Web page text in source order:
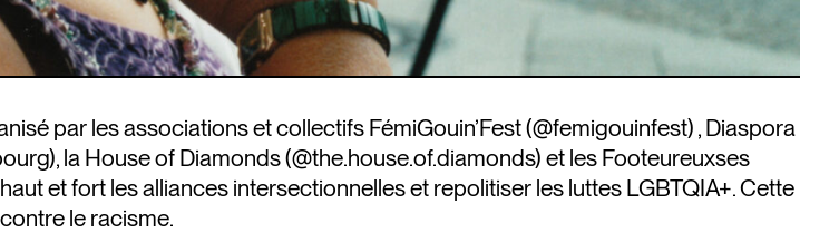
par les associations et collectifs FémiGouin’Fest (@femigouinfest) , Diaspora
la House of Diamonds (@the.house.of.diamonds) et les Footeureuxses
et fort les alliances intersectionnelles et repolitiser les luttes LGBTQIA+. Cette
le racisme.